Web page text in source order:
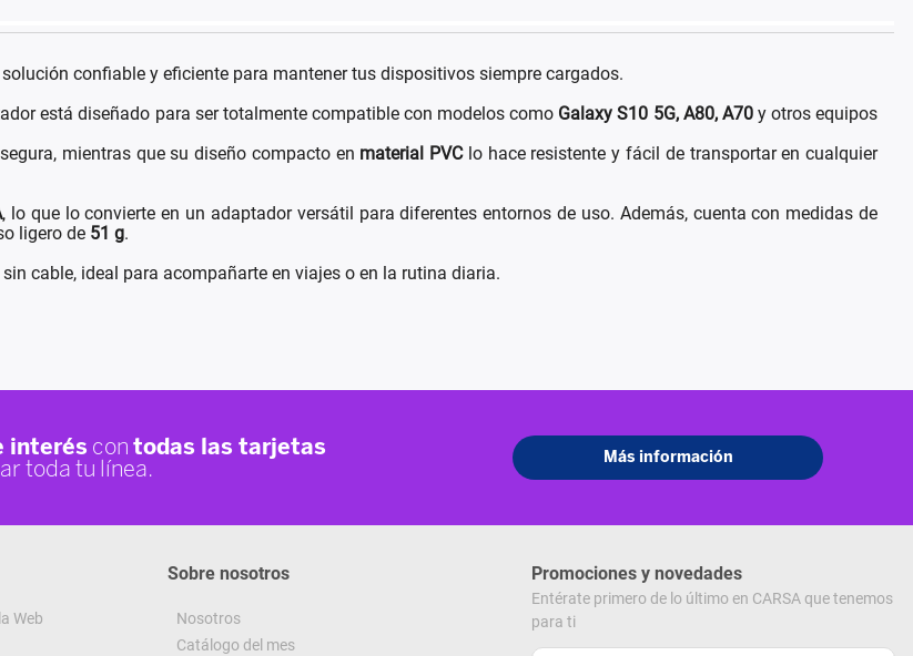
confiable y eficiente para mantener tus dispositivos siempre cargados.
está diseñado para ser totalmente compatible con modelos como Galaxy S10 5G, A80, A70y otros equipos
mientras que su diseño compacto en material PVClo hace resistente y fácil de transportar en cualquier
, lo que lo convierte en un adaptador versátil para diferentes entornos de uso. Además, cuenta con medidas de
ligero de 51 g.
sin cable, ideal para acompañarte en viajes o en la rutina diaria.
Web
Sobre nosotros
Nosotros
Catálogo del mes
Promociones y novedades
Entérate primero de lo último en CARSA que tenemos
para ti